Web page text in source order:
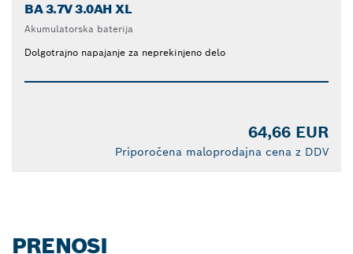
BA 3.7V 3.0AH XL
Akumulatorska baterija
Dolgotrajno napajanje za neprekinjeno delo
64,66 EUR
Priporočena maloprodajna cena z DDV
PRENOSI